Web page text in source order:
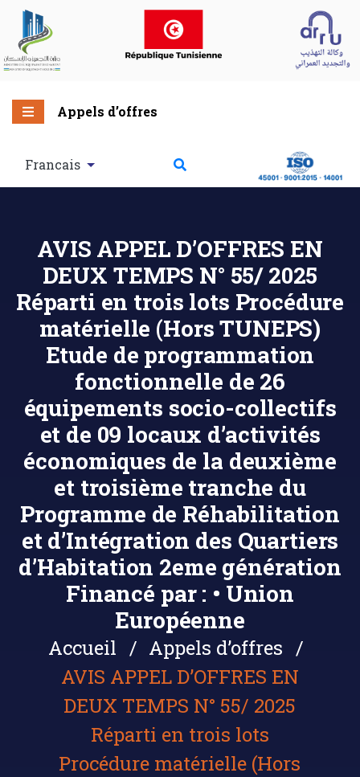
Appels d’offres
Francais
AVIS APPEL D’OFFRES EN
DEUX TEMPS N° 55/ 2025
Réparti en trois lots Procédure
matérielle (Hors TUNEPS)
Etude de programmation
fonctionnelle de 26
équipements socio-collectifs
et de 09 locaux d’activités
économiques de la deuxième
et troisième tranche du
Programme de Réhabilitation
et d’Intégration des Quartiers
d’Habitation 2eme génération
Financé par : • Union
Européenne
Accueil
Appels d’offres
AVIS APPEL D’OFFRES EN
DEUX TEMPS N° 55/ 2025
Réparti en trois lots
Procédure matérielle (Hors